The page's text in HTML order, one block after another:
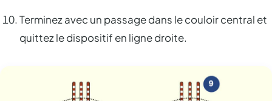
Terminez avec un passage dans le couloir central et
quittez le dispositif en ligne droite.